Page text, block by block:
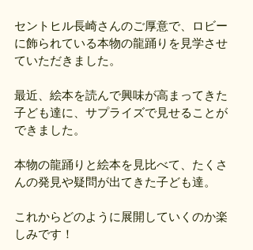
セントヒル長崎さんのご厚意で、ロビー
に飾られている本物の龍踊りを見学させ
ていただきました。
最近、絵本を読んで興味が高まってきた
子ども達に、サプライズで見せることが
できました。
本物の龍踊りと絵本を見比べて、たくさ
んの発見や疑問が出てきた子ども達。
これからどのように展開していくのか楽
しみです！